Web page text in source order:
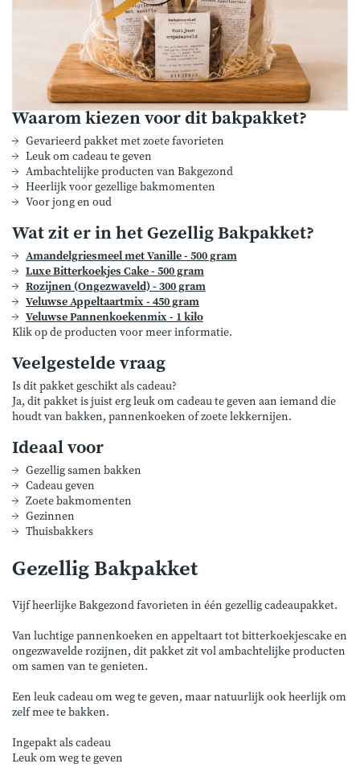
Waarom kiezen voor dit bakpakket?
Gevarieerd pakket met zoete favorieten
Leuk om cadeau te geven
Ambachtelijke producten van Bakgezond
Heerlijk voor gezellige bakmomenten
Voor jong en oud
Wat zit er in het Gezellig Bakpakket?
Amandelgriesmeel met Vanille - 500 gram
Luxe Bitterkoekjes Cake - 500 gram
Rozijnen (Ongezwaveld) - 300 gram
Veluwse Appeltaartmix - 450 gram
Veluwse Pannenkoekenmix - 1 kilo
Klik op de producten voor meer informatie.
Veelgestelde vraag
Is dit pakket geschikt als cadeau?
Ja, dit pakket is juist erg leuk om cadeau te geven aan iemand die
houdt van bakken, pannenkoeken of zoete lekkernijen.
Ideaal voor
Gezellig samen bakken
Cadeau geven
Zoete bakmomenten
Gezinnen
Thuisbakkers
Gezellig Bakpakket
Vijf heerlijke Bakgezond favorieten in één gezellig cadeaupakket.
Van luchtige pannenkoeken en appeltaart tot bitterkoekjescake en
ongezwavelde rozijnen, dit pakket zit vol ambachtelijke producten
om samen van te genieten.
Een leuk cadeau om weg te geven, maar natuurlijk ook heerlijk om
zelf mee te bakken.
Ingepakt als cadeau
Leuk om weg te geven